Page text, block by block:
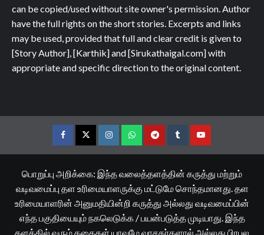
can be copied/used without site owner's permission. Author
have the full rights on the short stories. Excerpts and links
may be used, provided that full and clear credit is given to
[Story Author], [Karthik] and [Sirukathaigal.com] with
appropriate and specific direction to the original content.
FacebookTwitterInstagramWhatsappTelegramTumblrYouTube
பொறுப்பு அறிக்கை: இந்த வலைத்தளத்தின் கருத்து மற்றும்
வடிவமைப்பு தள உரிமையாளருக்கு மட்டுமே சொந்தமானது. தள
உரிமையாளரின் அனுமதியின்றி கருத்து அல்லது வடிவமைப்பின்
எந்த பகுதியையும் நகலெடுக்க / பயன்படுத்த முடியாது. இந்த
தளத்தில் வரும் கதைகள் யாவுமே வாசகர்களால் அல்லது பிரபல